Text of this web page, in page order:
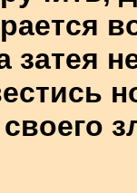
затея
своего